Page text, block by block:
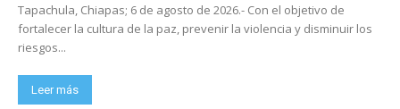
Tapachula, Chiapas; 6 de agosto de 2026.- Con el objetivo de
fortalecer la cultura de la paz, prevenir la violencia y disminuir los
riesgos...
Leer más